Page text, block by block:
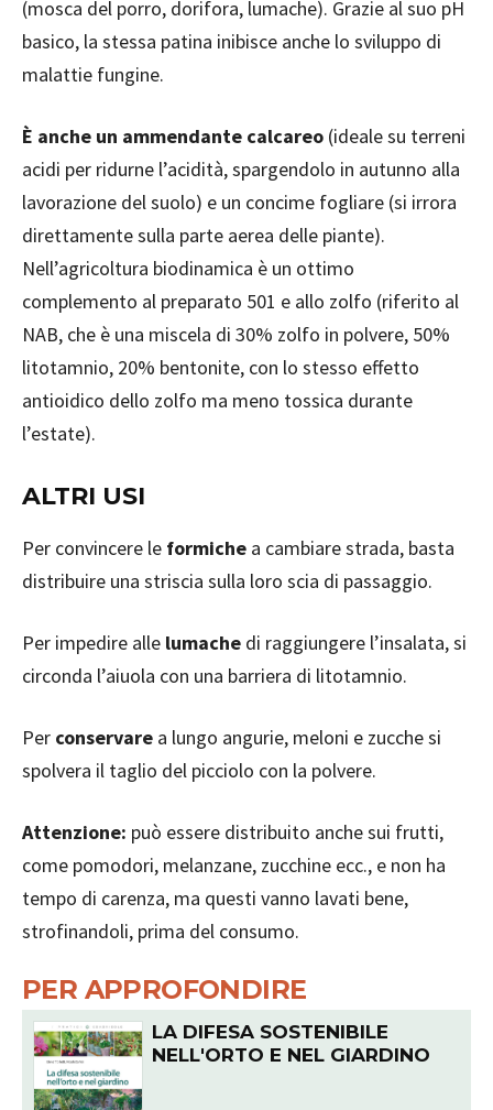
(mosca del porro, dorifora, lumache). Grazie al suo pH
basico, la stessa patina inibisce anche lo sviluppo di
malattie fungine.
È anche un ammendante calcareo (ideale su terreni
acidi per ridurne l’acidità, spargendolo in autunno alla
lavorazione del suolo) e un concime fogliare (si irrora
direttamente sulla parte aerea delle piante).
Nell’agricoltura biodinamica è un ottimo
complemento al preparato 501 e allo zolfo (riferito al
NAB, che è una miscela di 30% zolfo in polvere, 50%
litotamnio, 20% bentonite, con lo stesso effetto
antioidico dello zolfo ma meno tossica durante
l’estate).
ALTRI USI
Per convincere le formiche a cambiare strada, basta
distribuire una striscia sulla loro scia di passaggio.
Per impedire alle lumache di raggiungere l’insalata, si
circonda l’aiuola con una barriera di litotamnio.
Per conservare a lungo angurie, meloni e zucche si
spolvera il taglio del picciolo con la polvere.
Attenzione: può essere distribuito anche sui frutti,
come pomodori, melanzane, zucchine ecc., e non ha
tempo di carenza, ma questi vanno lavati bene,
strofinandoli, prima del consumo.
PER APPROFONDIRE
LA DIFESA SOSTENIBILE
NELL'ORTO E NEL GIARDINO